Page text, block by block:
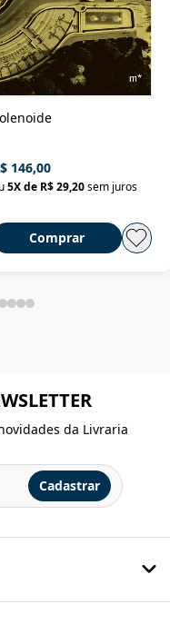
146,00
5X de R$ 29,20 sem juros
Comprar
da Livraria
Cadastrar